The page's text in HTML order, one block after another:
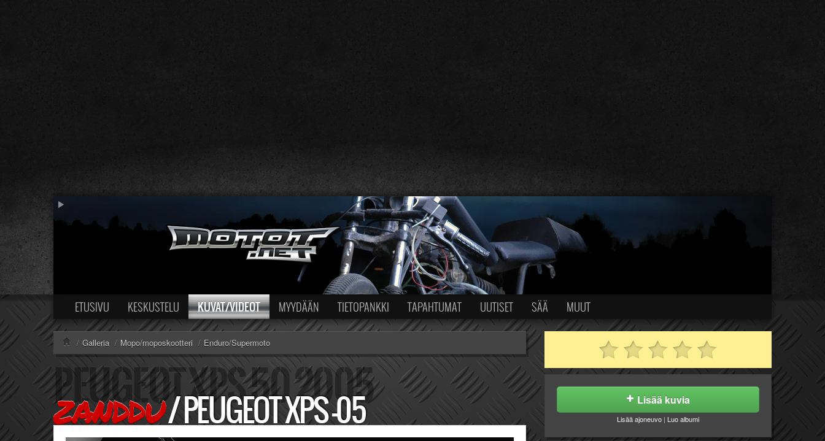
ETUSIVU KESKUSTELU KUVAT/VIDEOT MYYDÄÄN TIETOPANKKI TAPAHTUMAT UUTISET SÄÄ MUUT
/ Galleria / Mopo/moposkootteri / Enduro/Supermoto
ZANDDU/PEUGEOT XPS -05 Lisää kuvia
Lisää ajoneuvo | Luo albumi